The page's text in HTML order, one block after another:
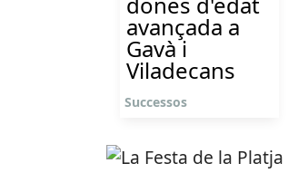
avançada a
Gavà i
Viladecans
Successos